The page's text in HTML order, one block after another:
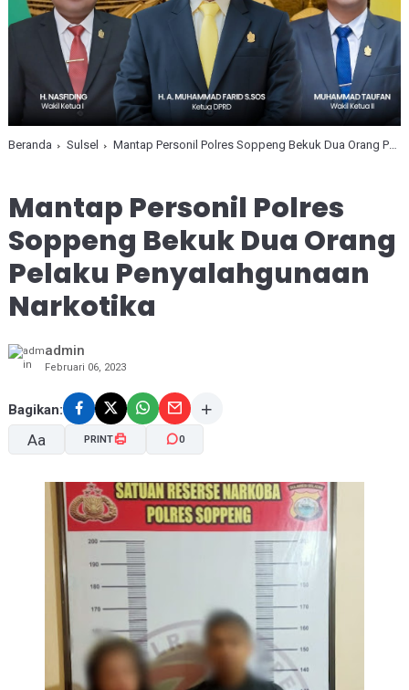
Beranda Sulsel Mantap Personil Polres Soppeng Bekuk Dua Orang Pelaku Penyalahgunaan Narkotika
Mantap Personil Polres
Soppeng Bekuk Dua Orang
Pelaku Penyalahgunaan
Narkotika
admin
Februari 06, 2023
Bagikan:
Aa
A+
PRINT 0